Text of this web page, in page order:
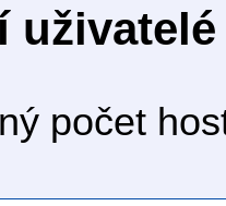
uživatelé
počet